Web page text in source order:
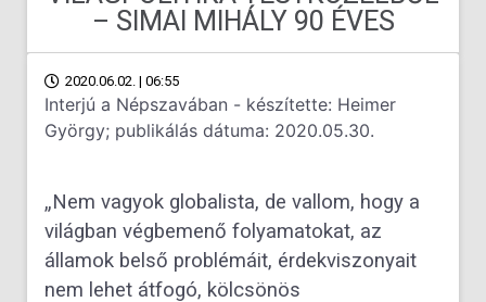
– SIMAI MIHÁLY 90 ÉVES
2020.06.02. | 06:55
Interjú a Népszavában - készítette: Heimer
György; publikálás dátuma: 2020.05.30.
„Nem vagyok globalista, de vallom, hogy a
világban végbemenő folyamatokat, az
államok belső problémáit, érdekviszonyait
nem lehet átfogó, kölcsönös